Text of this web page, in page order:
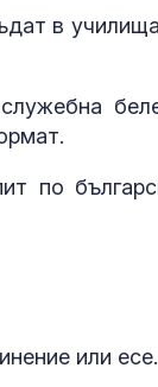
в
по
или есе.
и